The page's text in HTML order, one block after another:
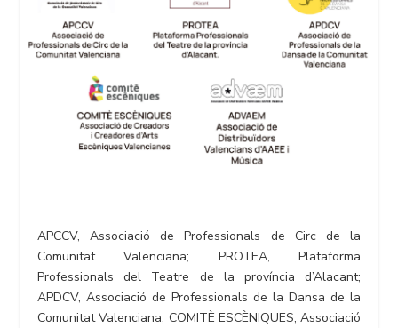
APCCV, Associació de Professionals de Circ de la
Comunitat Valenciana; PROTEA, Plataforma
Professionals del Teatre de la província d’Alacant;
APDCV, Associació de Professionals de la Dansa de la
Comunitat Valenciana; COMITÈ ESCÈNIQUES, Associació